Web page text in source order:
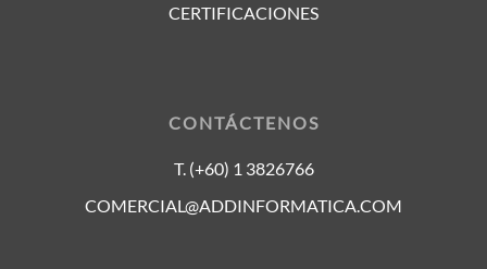
CERTIFICACIONES
CONTÁCTENOS
T. (+60) 1 3826766
COMERCIAL@ADDINFORMATICA.COM